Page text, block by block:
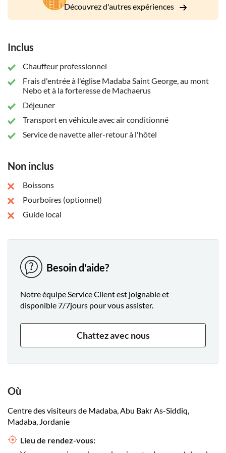
Découvrez d'autres expériences
Inclus
Chauffeur professionnel
Frais d'entrée à l'église Madaba Saint George, au mont
Nebo et à la forteresse de Machaerus
Déjeuner
Transport en véhicule avec air conditionné
Service de navette aller-retour à l'hôtel
Non inclus
Boissons
Pourboires (optionnel)
Guide local
Besoin d'aide?
Notre équipe Service Client est joignable et
disponible 7/7jours pour vous assister.
Chattez avec nous
Où
Centre des visiteurs de Madaba, Abu Bakr As-Siddiq,
Madaba, Jordanie
Lieu de rendez-vous: